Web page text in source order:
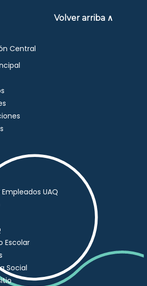
Volver arriba ∧
Central
UAQ
Escolar
Social